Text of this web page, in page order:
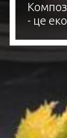
- це